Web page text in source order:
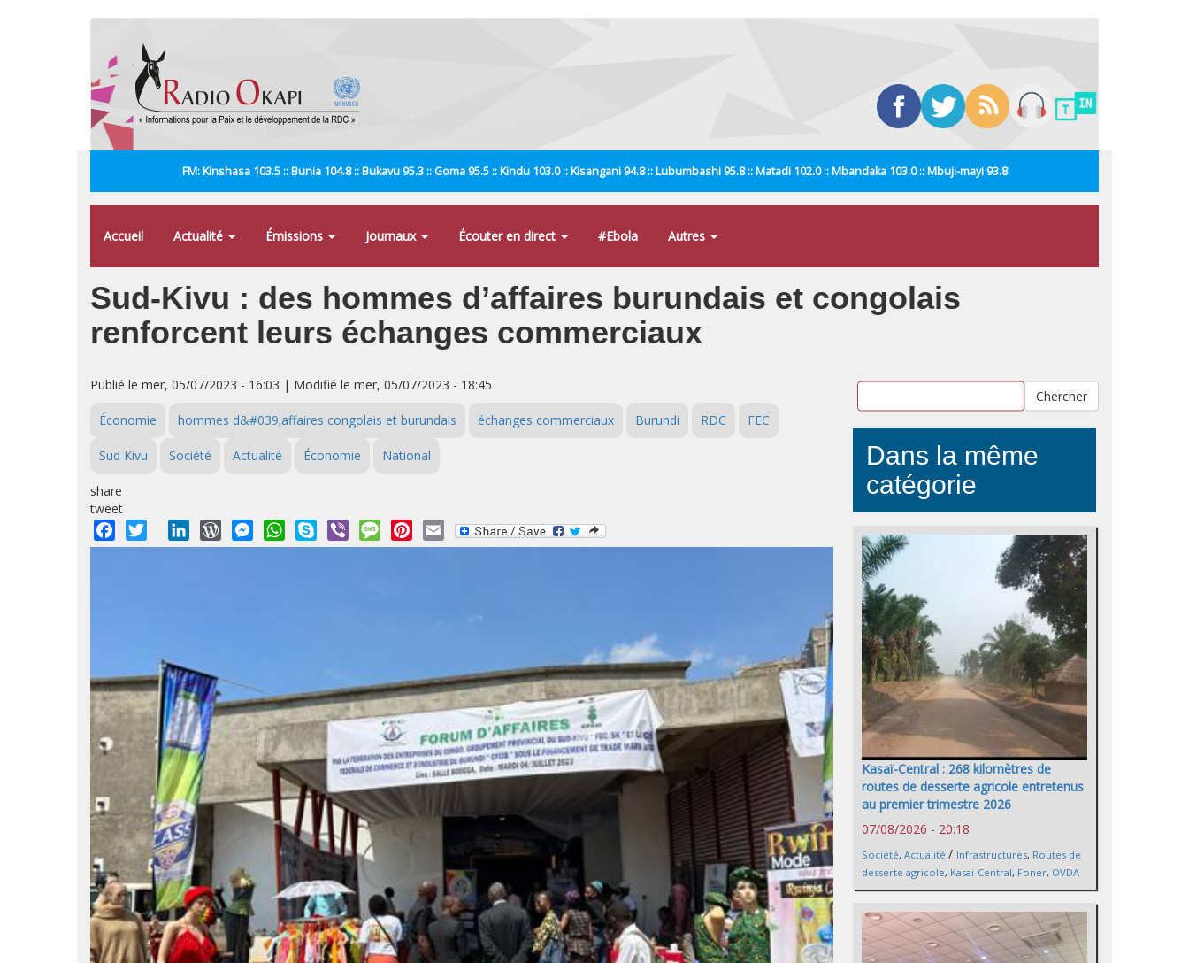
FM: Kinshasa 103.5 :: Bunia 104.8 :: Bukavu 95.3 :: Goma 95.5 :: Kindu 103.0 :: Kisangani 94.8 :: Lubumbashi 95.8 :: Matadi 102.0 :: Mbandaka 103.0 :: Mbuji-mayi 93.8
Accueil Actualité Émissions Journaux Écouter en direct #Ebola Autres
Sud-Kivu : des hommes d’affaires burundais et congolais
renforcent leurs échanges commerciaux
Publié le mer, 05/07/2023 - 16:03 | Modifié le mer, 05/07/2023 - 18:45
Économie hommes d&#039;affaires congolais et burundais échanges commerciaux Burundi RDC FEC
Sud Kivu Société Actualité Économie National
share
tweet
Facebook
Twitter LinkedInWordPressMessengerWhatsApp
Skype Viber MessagePinterest
Email
Chercher
Dans la même
catégorie
Kasaï-Central : 268 kilomètres de
routes de desserte agricole entretenus
au premier trimestre 2026
07/08/2026 - 20:18
Société, Actualité / Infrastructures, Routes de
desserte agricole, Kasai-Central, Foner, OVDA